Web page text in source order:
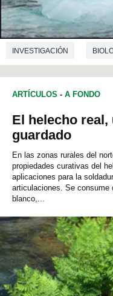
INVESTIGACIÓN
ARTÍCULOS - A FONDO
El helecho
guardado
En las zonas rurales del
propiedades curativas del
aplicaciones para la
articulaciones. Se
blanco,...